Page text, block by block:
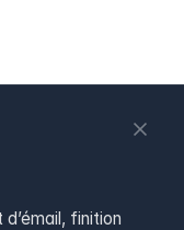
finition